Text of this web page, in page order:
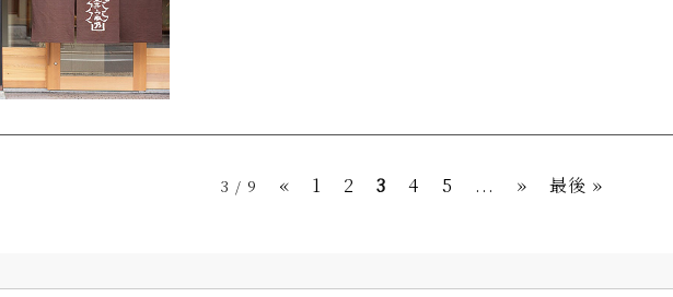
3 / 9 « 1 2 3 4 5 ... » 最後 »